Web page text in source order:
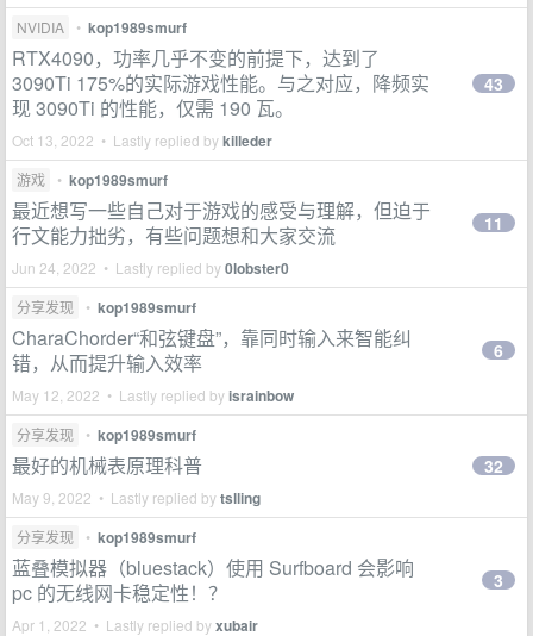
NVIDIA • kop1989smurf
RTX4090，功率几乎不变的前提下，达到了
3090Ti 175%的实际游戏性能。与之对应，降频实
现 3090Ti 的性能，仅需 190 瓦。
Oct 13, 2022 • Lastly replied bykilleder
43
游戏 • kop1989smurf
最近想写一些自己对于游戏的感受与理解，但迫于
行文能力拙劣，有些问题想和大家交流
Jun 24, 2022 • Lastly replied by0lobster0
11
分享发现 • kop1989smurf
CharaChorder“和弦键盘”，靠同时输入来智能纠
错，从而提升输入效率
May 12, 2022 • Lastly replied byisrainbow
6
分享发现 • kop1989smurf
最好的机械表原理科普
May 9, 2022 • Lastly replied bytslling
32
分享发现 • kop1989smurf
蓝叠模拟器（bluestack）使用 Surfboard 会影响
pc 的无线网卡稳定性！？
Apr 1, 2022 • Lastly replied byxubair
3